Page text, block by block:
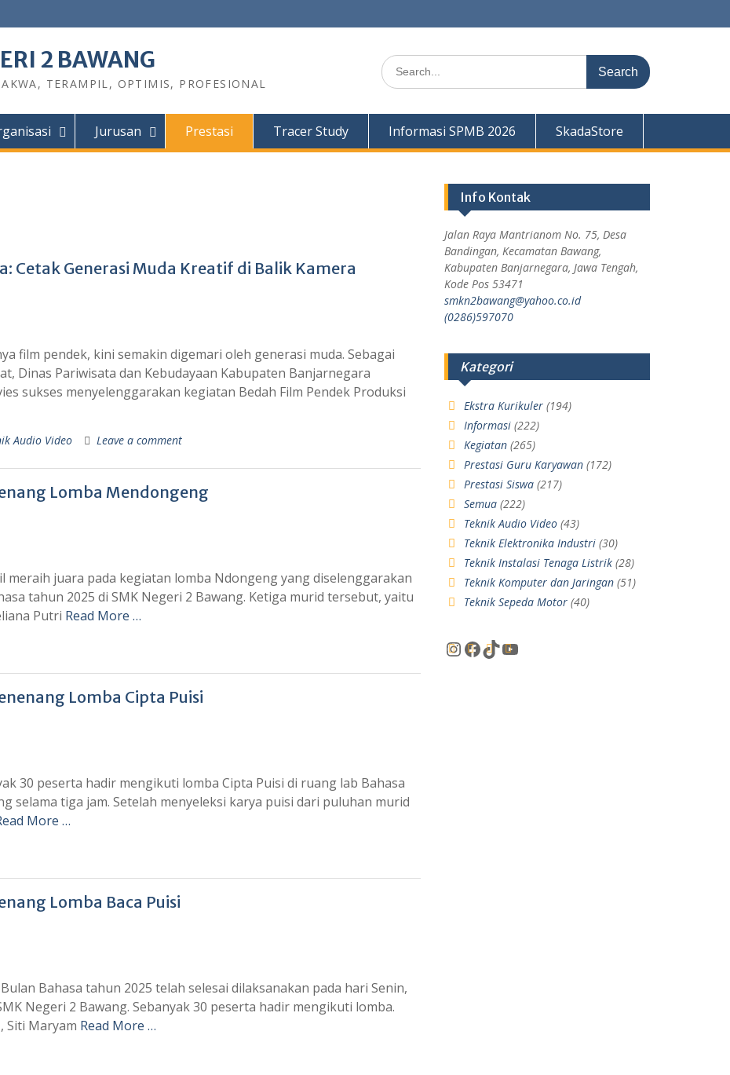
2 BAWANG
TERAMPIL, OPTIMIS, PROFESIONAL
Jurusan Prestasi Tracer Study Informasi SPMB 2026 SkadaStore
Cetak Generasi Muda Kreatif di Balik Kamera
film pendek, kini semakin digemari oleh generasi muda. Sebagai
Dinas Pariwisata dan Kebudayaan Kabupaten Banjarnegara
sukses menyelenggarakan kegiatan Bedah Film Pendek Produksi
Audio Video Leave a comment
Lomba Mendongeng
meraih juara pada kegiatan lomba Ndongeng yang diselenggarakan
tahun 2025 di SMK Negeri 2 Bawang. Ketiga murid tersebut, yaitu
Putri Read More …
Lomba Cipta Puisi
30 peserta hadir mengikuti lomba Cipta Puisi di ruang lab Bahasa
selama tiga jam. Setelah menyeleksi karya puisi dari puluhan murid
More …
Lomba Baca Puisi
Bahasa tahun 2025 telah selesai dilaksanakan pada hari Senin,
Negeri 2 Bawang. Sebanyak 30 peserta hadir mengikuti lomba.
Siti Maryam Read More …
Info Kontak
Jalan Raya Mantrianom No. 75, Desa
Bandingan, Kecamatan Bawang,
Kabupaten Banjarnegara, Jawa Tengah,
Kode Pos 53471
smkn2bawang@yahoo.co.id
(0286)597070
Kategori
Ekstra Kurikuler(194)
Informasi(222)
Kegiatan(265)
Prestasi Guru Karyawan(172)
Prestasi Siswa(217)
Semua(222)
Teknik Audio Video(43)
Teknik Elektronika Industri(30)
Teknik Instalasi Tenaga Listrik(28)
Teknik Komputer dan Jaringan(51)
Teknik Sepeda Motor(40)